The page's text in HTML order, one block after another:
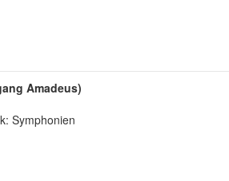
Amadeus)
Symphonien